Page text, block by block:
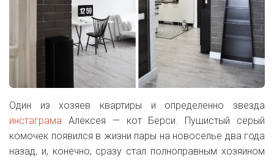
Один из хозяев квартиры и определенно звезда
инстаграма Алексея — кот Берси. Пушистый серый
комочек появился в жизни пары на новоселье два года
назад, и, конечно, сразу стал полноправным хозяином